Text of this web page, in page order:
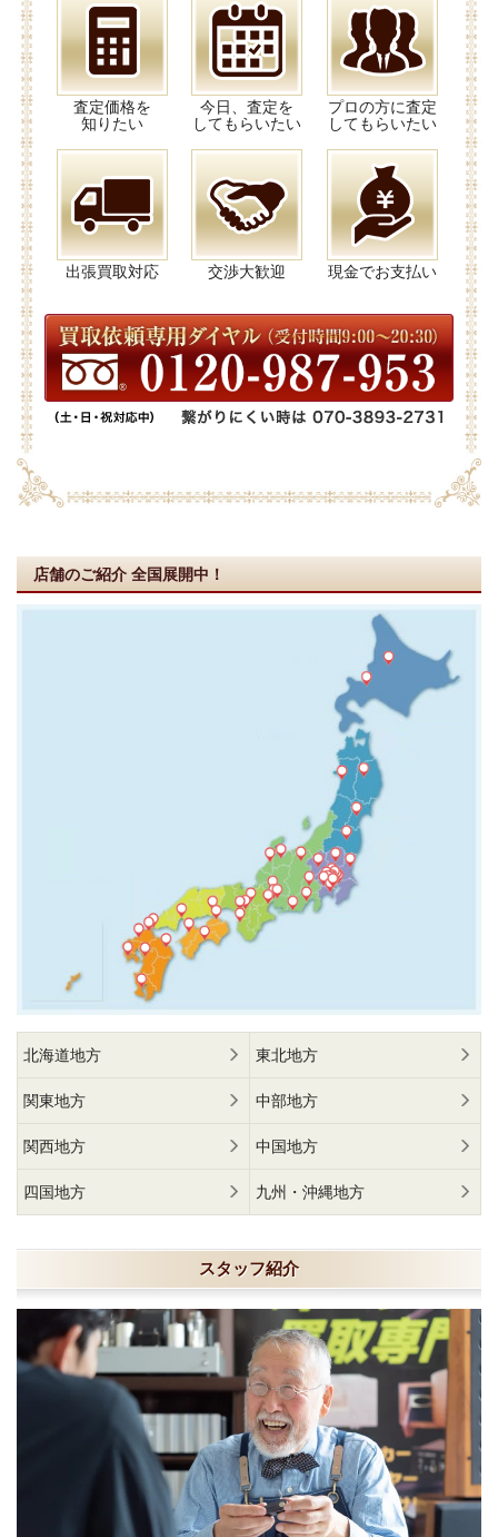
査定価格を
知りたい
今日、査定を
してもらいたい
プロの方に査定
してもらいたい
出張買取対応 交渉大歓迎 現金でお支払い
店舗のご紹介 全国展開中！
北海道地方 東北地方
関東地方 中部地方
関西地方 中国地方
四国地方 九州・沖縄地方
スタッフ紹介